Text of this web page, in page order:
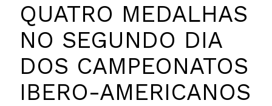
FOTOGRAFIAS
VIDEOS
IMAGEM DE MARCA FPA
COMUNICADOS DE IMPRENSA
NEWSLETTER FPA
QUATRO MEDALHAS
NO SEGUNDO DIA
DOS CAMPEONATOS
IBERO-AMERICANOS